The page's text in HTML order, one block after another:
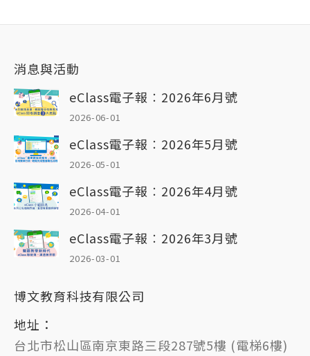
消息與活動
eClass電子報︰2026年6月號
2026-06-01
eClass電子報︰2026年5月號
2026-05-01
eClass電子報︰2026年4月號
2026-04-01
eClass電子報︰2026年3月號
2026-03-01
博文教育科技有限公司
地址：
台北市松山區南京東路三段287號5樓 (電梯6樓)